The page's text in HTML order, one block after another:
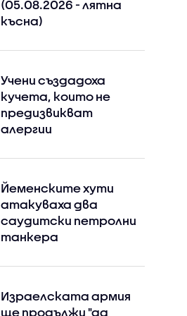
(05.08.2026 - лятна
късна)
Учени създадоха
кучета, които не
предизвикват
алергии
Йеменските хути
атакуваха два
саудитски петролни
танкера
Израелската армия
ще продължи "да